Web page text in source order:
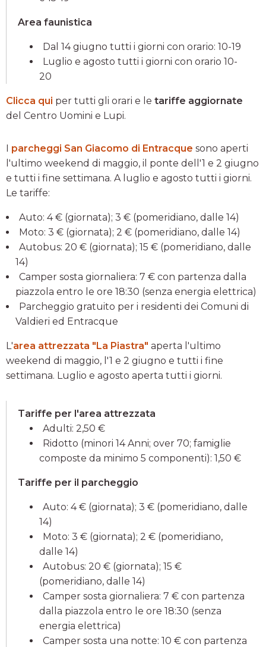
Area faunistica
Dal 14 giugno tutti i giorni con orario: 10-19
Luglio e agosto tutti i giorni con orario 10-
20
Clicca qui per tutti gli orari e le tariffe aggiornate
del Centro Uomini e Lupi.
I parcheggi San Giacomo di Entracque sono aperti
l'ultimo weekend di maggio, il ponte dell'1 e 2 giugno
e tutti i fine settimana. A luglio e agosto tutti i giorni.
Le tariffe:
Auto: 4 € (giornata); 3 € (pomeridiano, dalle 14)
Moto: 3 € (giornata); 2 € (pomeridiano, dalle 14)
Autobus: 20 € (giornata); 15 € (pomeridiano, dalle
14)
Camper sosta giornaliera: 7 € con partenza dalla
piazzola entro le ore 18:30 (senza energia elettrica)
Parcheggio gratuito per i residenti dei Comuni di
Valdieri ed Entracque
L'area attrezzata "La Piastra" aperta l'ultimo
weekend di maggio, l'1 e 2 giugno e tutti i fine
settimana. Luglio e agosto aperta tutti i giorni.
Tariffe per l'area attrezzata
Adulti: 2,50 €
Ridotto (minori 14 Anni; over 70; famiglie
composte da minimo 5 componenti): 1,50 €
Tariffe per il parcheggio
Auto: 4 € (giornata); 3 € (pomeridiano, dalle
14)
Moto: 3 € (giornata); 2 € (pomeridiano,
dalle 14)
Autobus: 20 € (giornata); 15 €
(pomeridiano, dalle 14)
Camper sosta giornaliera: 7 € con partenza
dalla piazzola entro le ore 18:30 (senza
energia elettrica)
Camper sosta una notte: 10 € con partenza